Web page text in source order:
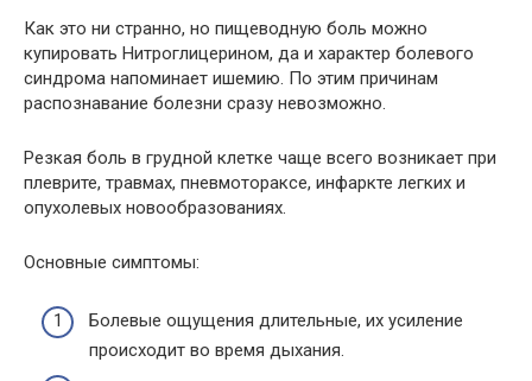
Как это ни странно, но пищеводную боль можно
купировать Нитроглицерином, да и характер болевого
синдрома напоминает ишемию. По этим причинам
распознавание болезни сразу невозможно.
Резкая боль в грудной клетке чаще всего возникает при
плеврите, травмах, пневмотораксе, инфаркте легких и
опухолевых новообразованиях.
Основные симптомы:
Болевые ощущения длительные, их усиление
происходит во время дыхания.